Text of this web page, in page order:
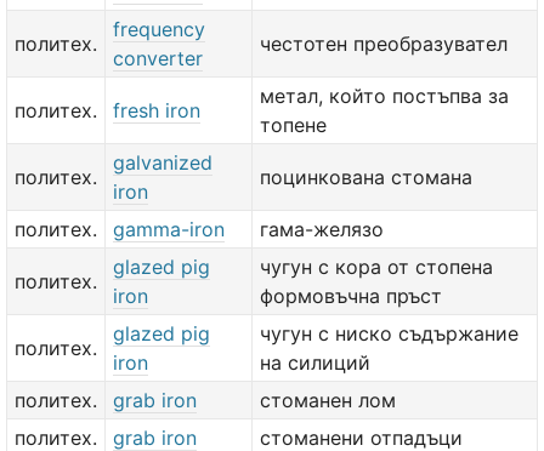
политех.
frequency
converter
честотен преобразувател
политех. fresh iron
метал, който постъпва за
топене
политех.
galvanized
iron
поцинкована стомана
политех. gamma-iron гама-желязо
политех.
glazed pig
iron
чугун с кора от стопена
формовъчна пръст
политех.
glazed pig
iron
чугун с ниско съдържание
на силиций
политех.
grab iron
стоманен лом
политех.
grab iron
стоманени отпадъци